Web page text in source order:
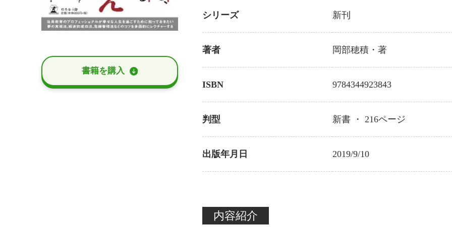
書籍を購⼊
シリーズ 新刊
著者 岡部穂積 ・著
ISBN 9784344923843
判型 新書 ・216ページ
出版年月日 2019/9/10
内容紹介